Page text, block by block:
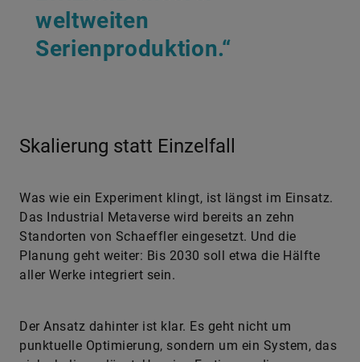
weltweiten
Serienproduktion.“
Skalierung statt Einzelfall
Was wie ein Experiment klingt, ist längst im Einsatz.
Das Industrial Metaverse wird bereits an zehn
Standorten von Schaeffler eingesetzt. Und die
Planung geht weiter: Bis 2030 soll etwa die Hälfte
aller Werke integriert sein.
Der Ansatz dahinter ist klar. Es geht nicht um
punktuelle Optimierung, sondern um ein System, das